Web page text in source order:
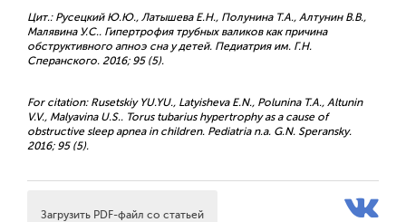
Цит.: Русецкий Ю.Ю., Латышева Е.Н., Полунина Т.А., Алтунин В.В.,
Малявина У.С.. Гипертрофия трубных валиков как причина
обструктивного апноэ сна у детей. Педиатрия им. Г.Н.
Сперанского. 2016; 95 (5).
For citation: Rusetskiy YU.YU., Latyisheva E.N., Polunina T.A., Altunin
V.V., Malyavina U.S.. Torus tubarius hypertrophy as a cause of
obstructive sleep apnea in children. Pediatria n.a. G.N. Speransky.
2016; 95 (5).
Загрузить PDF-файл со статьей